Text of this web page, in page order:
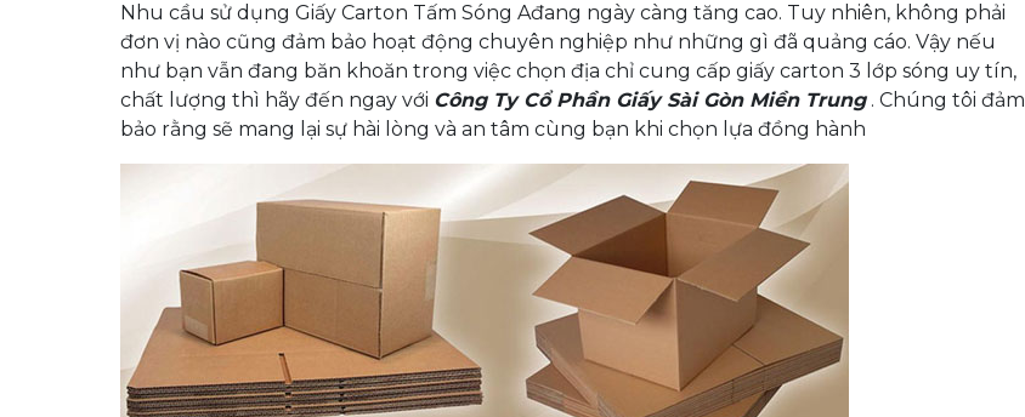
Nhu cầu sử dụng Giấy Carton Tấm Sóng Ađang ngày càng tăng cao. Tuy nhiên, không phải
đơn vị nào cũng đảm bảo hoạt động chuyên nghiệp như những gì đã quảng cáo. Vậy nếu
như bạn vẫn đang băn khoăn trong việc chọn địa chỉ cung cấp giấy carton 3 lớp sóng uy tín,
chất lượng thì hãy đến ngay với Công Ty Cổ Phần Giấy Sài Gòn Miền Trung. Chúng tôi đảm
bảo rằng sẽ mang lại sự hài lòng và an tâm cùng bạn khi chọn lựa đồng hành